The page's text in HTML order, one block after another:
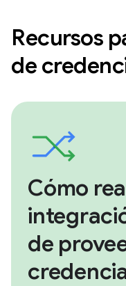
Recursos
de
Cómo
de